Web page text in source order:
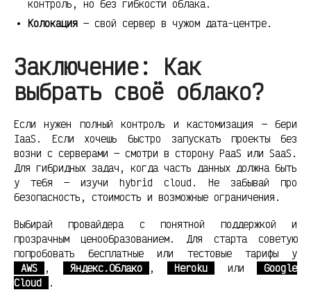
контроль, но без гибкости облака.
Колокация — свой сервер в чужом дата-центре.
Заключение: Как
выбрать своё облако?
Если нужен полный контроль и кастомизация — бери
IaaS. Если хочешь быстро запускать проекты без
возни с серверами — смотри в сторону PaaS или SaaS.
Для гибридных задач, когда часть данных должна быть
у тебя — изучи hybrid cloud. Не забывай про
безопасность, стоимость и возможные ограничения.
Выбирай провайдера с понятной поддержкой и
прозрачным ценообразованием. Для старта советую
попробовать бесплатные или тестовые тарифы у
AWS
, Яндекс.Облако , Heroku или
Google
Cloud
.